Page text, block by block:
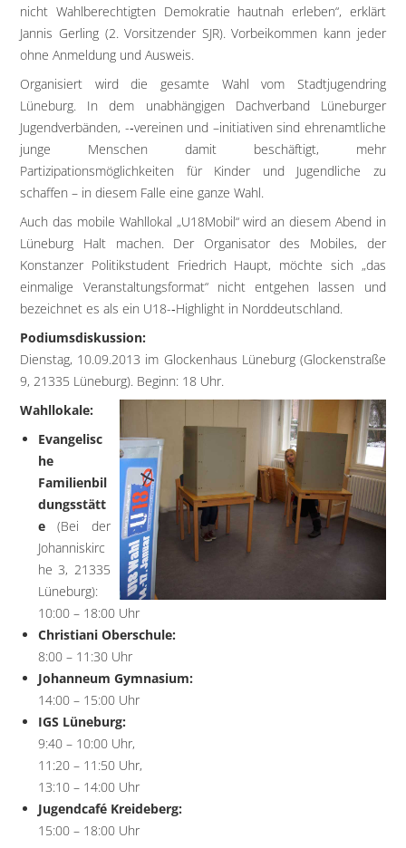
nicht Wahlberechtigten Demokratie hautnah erleben“, erklärt
Jannis Gerling (2. Vorsitzender SJR). Vorbeikommen kann jeder
ohne Anmeldung und Ausweis.
Organisiert wird die gesamte Wahl vom Stadtjugendring
Lüneburg. In dem unabhängigen Dachverband Lüneburger
Jugendverbänden, -­‐vereinen und –initiativen sind ehrenamtliche
junge Menschen damit beschäftigt, mehr
Partizipationsmöglichkeiten für Kinder und Jugendliche zu
schaffen – in diesem Falle eine ganze Wahl.
Auch das mobile Wahllokal „U18Mobil“ wird an diesem Abend in
Lüneburg Halt machen. Der Organisator des Mobiles, der
Konstanzer Politikstudent Friedrich Haupt, möchte sich „das
einmalige Veranstaltungsformat“ nicht entgehen lassen und
bezeichnet es als ein U18-­‐Highlight in Norddeutschland.
Podiumsdiskussion:
Dienstag, 10.09.2013 im Glockenhaus Lüneburg (Glockenstraße
9, 21335 Lüneburg). Beginn: 18 Uhr.
Wahllokale:
Evangelisc
he
Familienbil
dungsstätt
e (Bei der
Johanniskirc
he 3, 21335
Lüneburg):
10:00 – 18:00 Uhr
Christiani Oberschule:
8:00 – 11:30 Uhr
Johanneum Gymnasium:
14:00 – 15:00 Uhr
IGS Lüneburg:
9:40 – 10:00 Uhr,
11:20 – 11:50 Uhr,
13:10 – 14:00 Uhr
Jugendcafé Kreideberg:
15:00 – 18:00 Uhr